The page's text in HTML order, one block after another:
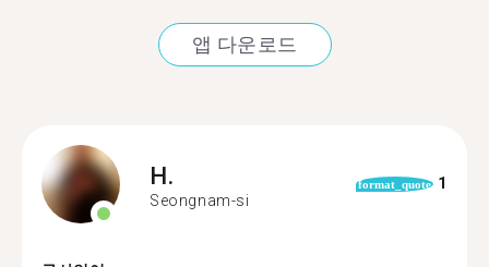
앱 다운로드
H.
Seongnam-si
format_quote 1